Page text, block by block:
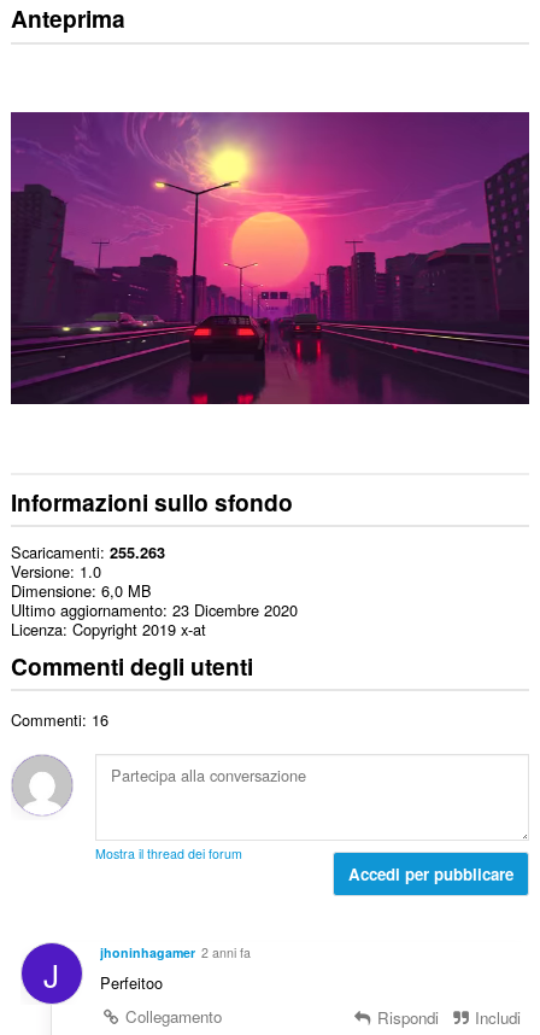
Anteprima
Informazioni sullo sfondo
Scaricamenti 255.263
Versione 1.0
Dimensione 6,0 MB
Ultimo aggiornamento 23 Dicembre 2020
Licenza Copyright 2019 x-at
Commenti degli utenti
Commenti: 16
Mostra il thread dei forum
Accedi per pubblicare
J jhoninhagamer 2 anni fa
Perfeitoo
Collegamento
Rispondi Includi